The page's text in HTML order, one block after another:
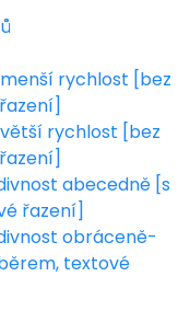
rychlost [bez
rychlost [bez
abecedně [s
řazení]
obráceně-
textové